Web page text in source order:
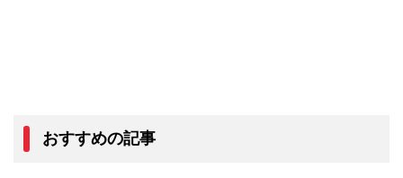
おすすめの記事